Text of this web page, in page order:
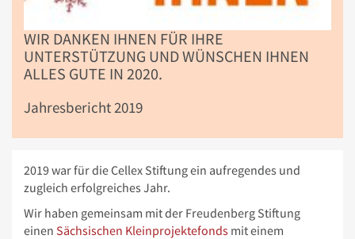
WIR DANKEN IHNEN FÜR IHRE
UNTERSTÜTZUNG UND WÜNSCHEN IHNEN
ALLES GUTE IN 2020.
Jahresbericht 2019
2019 war für die Cellex Stiftung ein aufregendes und
zugleich erfolgreiches Jahr.
Wir haben gemeinsam mit der Freudenberg Stiftung
einen Sächsischen Kleinprojektefonds mit einem